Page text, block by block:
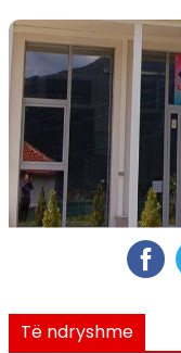
Të ndryshme